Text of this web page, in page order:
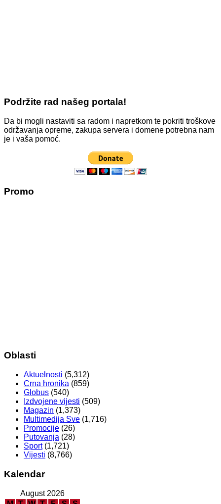
Podržite rad našeg portala!
Da bi mogli nastaviti sa radom i napretkom te pokriti troškove
održavanja opreme, zakupa servera i domene potrebna nam
je i vaša pomoć.
Promo
Oblasti
Aktuelnosti (5,312)
Crna hronika (859)
Globus (540)
Izdvojene vijesti (509)
Magazin (1,373)
Multimedija Sve (1,716)
Promocije (26)
Putovanja (28)
Sport(1,721)
Vijesti (8,766)
Kalendar
August 2026